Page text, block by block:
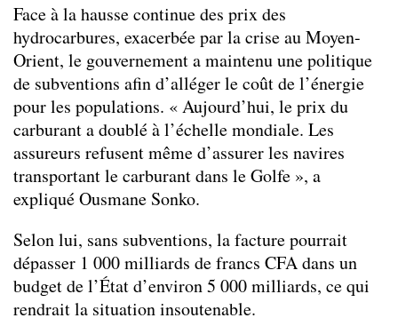
Face à la hausse continue des prix des
hydrocarbures, exacerbée par la crise au Moyen-
Orient, le gouvernement a maintenu une politique
de subventions afin d’alléger le coût de l’énergie
pour les populations. « Aujourd’hui, le prix du
carburant a doublé à l’échelle mondiale. Les
assureurs refusent même d’assurer les navires
transportant le carburant dans le Golfe », a
expliqué Ousmane Sonko.
Selon lui, sans subventions, la facture pourrait
dépasser 1 000 milliards de francs CFAdans un
budget de l’État d’environ 5 000 milliards, ce qui
rendrait la situation insoutenable.